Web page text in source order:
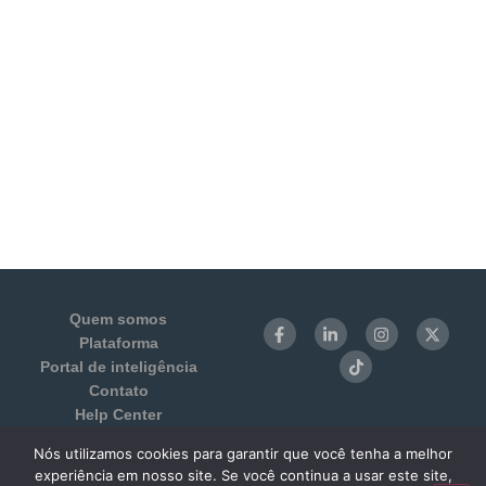
Quem somos
Plataforma
Portal de inteligência
Contato
Help Center
Termos de Uso e Privacidade
Nós utilizamos cookies para garantir que você tenha a melhor
experiência em nosso site. Se você continua a usar este site,